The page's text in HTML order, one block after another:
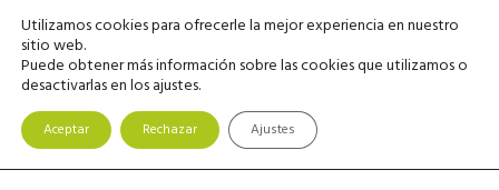
Saltar
navegación
principal
Saltar
contenido
principal
Saltar
barra
lateral
principal
MENU
Utilizamos cookies para ofrecerle la mejor experiencia en nuestro
sitio web.
Puede obtener más información sobre las cookies que utilizamos o
desactivarlas en los ajustes.
Aceptar Rechazar Ajustes